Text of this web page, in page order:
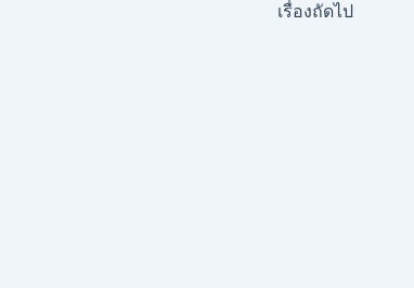
เรื่องถัดไป